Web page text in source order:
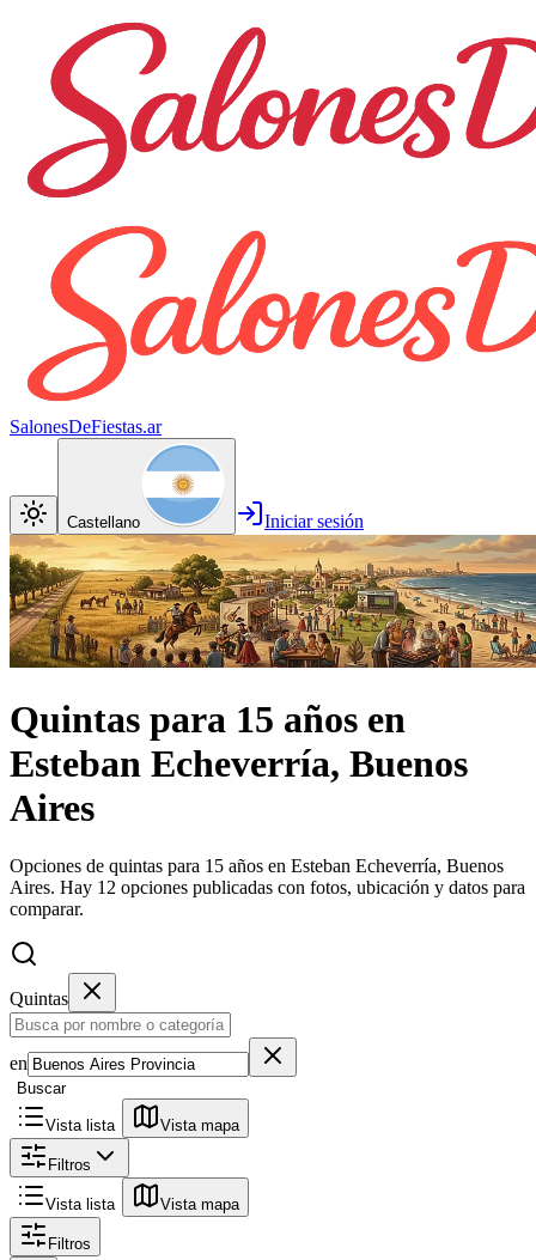
SalonesDeFiestas.ar
Castellano Iniciar sesión
Quintas para 15 años en
Esteban Echeverría, Buenos
Aires
Opciones de quintas para 15 años en Esteban Echeverría, Buenos
Aires. Hay 12 opciones publicadas con fotos, ubicación y datos para
comparar.
Quintas
en
Buscar
Vista lista Vista mapa
Filtros
Vista lista Vista mapa
Filtros